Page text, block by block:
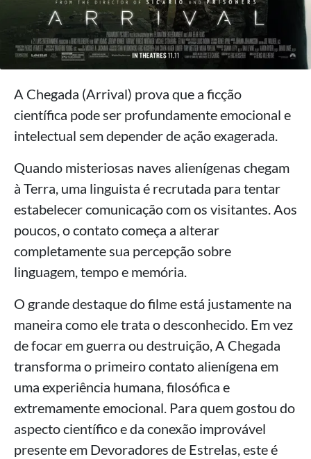
A Chegada (Arrival) prova que a ficção
científica pode ser profundamente emocional e
intelectual sem depender de ação exagerada.
Quando misteriosas naves alienígenas chegam
à Terra, uma linguista é recrutada para tentar
estabelecer comunicação com os visitantes. Aos
poucos, o contato começa a alterar
completamente sua percepção sobre
linguagem, tempo e memória.
O grande destaque do filme está justamente na
maneira como ele trata o desconhecido. Em vez
de focar em guerra ou destruição, A Chegada
transforma o primeiro contato alienígena em
uma experiência humana, filosófica e
extremamente emocional. Para quem gostou do
aspecto científico e da conexão improvável
presente em Devoradores de Estrelas, este é